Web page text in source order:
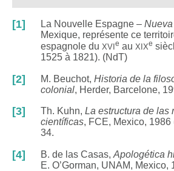
[1] La Nouvelle Espagne –
Mexique, représente ce
espagnole du xvie au xixe
1525 à 1821). (NdT)
[2] M. Beuchot, Historia de la
colonial, Herder, Barcelone,
[3] Th. Kuhn, La estructura de las
científicas, FCE, Mexico, 1986
34.
[4] B. de las Casas, Apologética
E. O’Gorman, UNAM, Mexico,